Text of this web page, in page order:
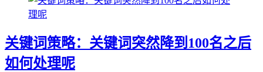
关键词策略：关键词突然降到100名之后
如何处理呢